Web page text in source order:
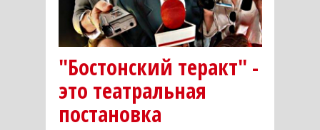
"Бостонский теракт" -
это театральная
постановка